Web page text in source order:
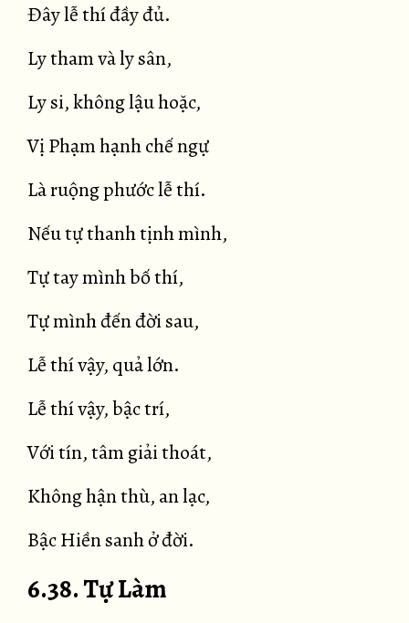
Đây lễ thí đầy đủ.
Ly tham và ly sân,
Ly si, không lậu hoặc,
Vị Phạm hạnh chế ngự
Là ruộng phước lễ thí.
Nếu tự thanh tịnh mình,
Tự tay mình bố thí,
Tự mình đến đời sau,
Lễ thí vậy, quả lớn.
Lễ thí vậy, bậc trí,
Với tín, tâm giải thoát,
Không hận thù, an lạc,
Bậc Hiền sanh ở đời.
6.38. Tự Làm